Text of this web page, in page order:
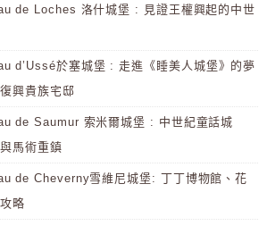
de Loches 洛什城堡 : 見證王權興起的中世
d’Ussé於塞城堡 : 走進《睡美人城堡》的夢
興貴族宅邸
de Saumur 索米爾城堡 : 中世紀童話城
馬術重鎮
de Cheverny雪維尼城堡: 丁丁博物館、花
略